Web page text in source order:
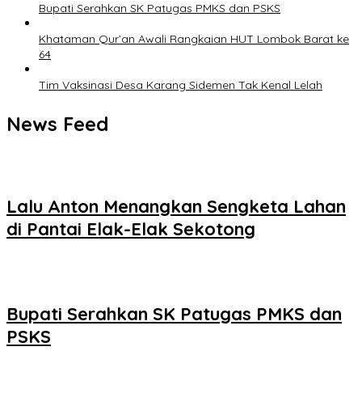
Bupati Serahkan SK Patugas PMKS dan PSKS
Khataman Qur’an Awali Rangkaian HUT Lombok Barat ke
64
Tim Vaksinasi Desa Karang Sidemen Tak Kenal Lelah
News Feed
Lalu Anton Menangkan Sengketa Lahan
di Pantai Elak-Elak Sekotong
Bupati Serahkan SK Patugas PMKS dan
PSKS